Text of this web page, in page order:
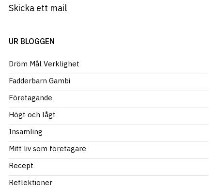
Skicka ett mail
UR BLOGGEN
Dröm Mål Verklighet
Fadderbarn Gambi
Företagande
Högt och lågt
Insamling
Mitt liv som företagare
Recept
Reflektioner